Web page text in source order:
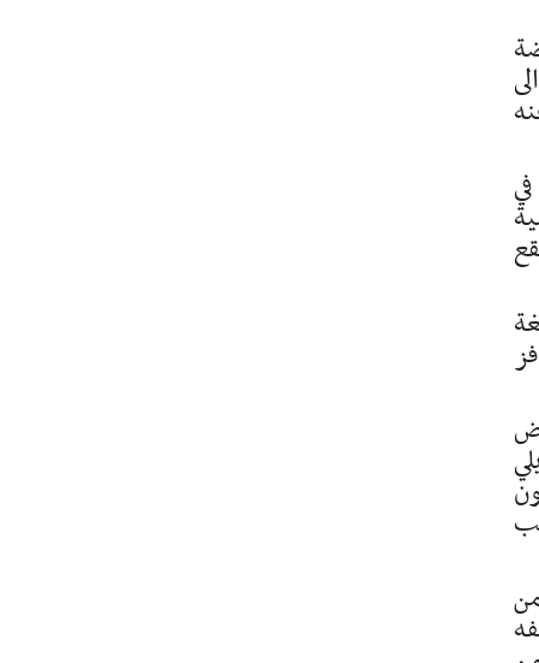
صيغة